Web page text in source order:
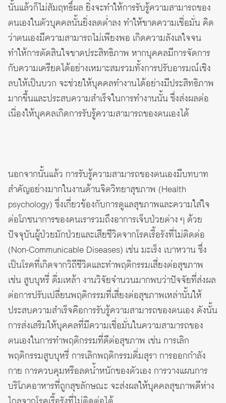
นั้นแล้วก็ไม่สัมฤทธิ์ผล ยิ่งจะทำให้การรับรู้ความสามารถของ
ตนเองในตัวบุคคลนั้นยิ่งลดต่ำลง ทำให้ขาดความเชื่อมั่น คิด
ว่าตนเองมีความสามารถไม่เพียงพอ เกิดความลังเลใจจน
ทำให้การตัดสินใจขาดประสิทธิภาพ หากบุคคลมีการจัดการ
กับความเครียดได้อย่างเหมาะสมรวมทั้งการปรับอารมณ์เชิง
ลบให้เป็นบวก จะช่วยให้บุคคลทำงานได้อย่างมีประสิทธิภาพ
มากขึ้นและประสบความสำเร็จในการทำงานนั้น ซึ่งส่งผลต่อ
เนื่องให้บุคคลเกิดการรับรู้ความสามารถของตนเองได้
นอกจากนั้นแล้ว การรับรู้ความสามารถของตนเองมีบทบาท
สำคัญอย่างมากในงานด้านจิตวิทยาสุขภาพ (Health
psychology) ซึ่งเกี่ยวข้องกับการดูแลสุขภาพและความใส่ใจ
ต่อโภชนาการของคนเรารวมถึงอาการเจ็บป่วยต่าง ๆ ด้วย
ปัจจุบันผู้ป่วยมักป่วยและเสียชีวิตจากโรคเรื้อรังที่ไม่ติดต่อ
(Non-Communicable Diseases) เช่น มะเร็ง เบาหวาน ซึ่ง
เป็นโรคที่เกิดจากวิถีชีวิตและทำพฤติกรรมเสี่ยงต่อสุขภาพ
เช่น สูบบุหรี่ ดื่มเหล้า งานวิจัยจำนวนมากพบว่าปัจจัยที่ส่งผล
ต่อการปรับเปลี่ยนพฤติกรรมที่เสี่ยงต่อสุขภาพเหล่านั้นให้
ประสบความสำเร็จคือการรับรู้ความสามารถของตนเอง ดังนั้น
การส่งเสริมให้บุคคลที่มีความเชื่อมั่นในความสามารถของ
ตนเองในการทำพฤติกรรมที่ดีต่อสุขภาพ เช่น การเลิก
พฤติกรรมสูบบุหรี่ การเลิกพฤติกรรมดื่มสุรา การออกกำลัง
กาย การควบคุมหรือลดน้ำหนักของตัวเอง การวางแผนการ
บริโภคอาหารที่ถูกสุขลักษณะ จะส่งผลให้บุคคลสุขภาพดีห่าง